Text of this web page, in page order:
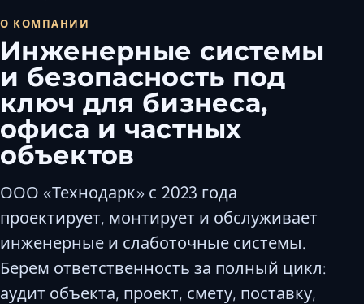
Геленджик
Кисловодск
Краснодар
Магас
О КОМПАНИИ
Инженерные системы
и безопасность под
ключ для бизнеса,
офиса и частных
объектов
ООО «Технодарк» с 2023 года
проектирует, монтирует и обслуживает
инженерные и слаботочные системы.
Берем ответственность за полный цикл:
аудит объекта, проект, смету, поставку,